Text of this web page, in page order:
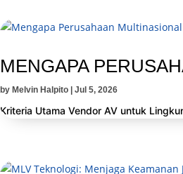
MENGAPA
by Melvin Halpito Jul 5, 2026
Kriteria Utama Vendor AV untuk